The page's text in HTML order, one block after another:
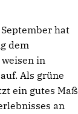
hat
dem
in
Als grüne
ein gutes Maß
an